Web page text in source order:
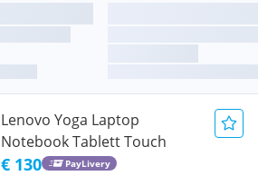
Lenovo Yoga Laptop
Notebook Tablett Touch
€ 130 PayLivery